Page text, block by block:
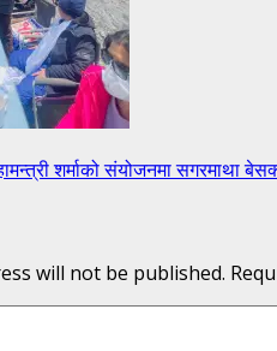
शर्माको संयोजनमा सगरमाथा
will not be published.